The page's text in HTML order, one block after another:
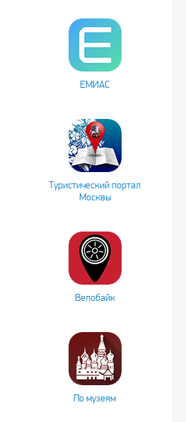
ЕМИАС
Туристический портал
Москвы
Велобайк
По музеям